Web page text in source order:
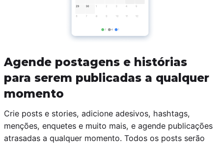
Agende postagens e histórias
para serem publicadas a qualquer
momento
Crie posts e stories, adicione adesivos, hashtags,
menções, enquetes e muito mais, e agende publicações
atrasadas a qualquer momento. Todos os posts serão